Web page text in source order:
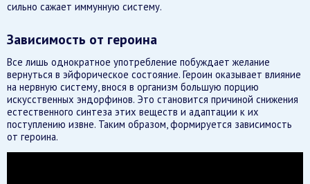
сильно сажает иммунную систему.
Зависимость от героина
Все лишь однократное употребление побуждает желание
вернуться в эйфорическое состояние. Героин оказывает влияние
на нервную систему, внося в организм большую порцию
искусственных эндорфинов. Это становится причиной снижения
естественного синтеза этих веществ и адаптации к их
поступлению извне. Таким образом, формируется зависимость
от героина.